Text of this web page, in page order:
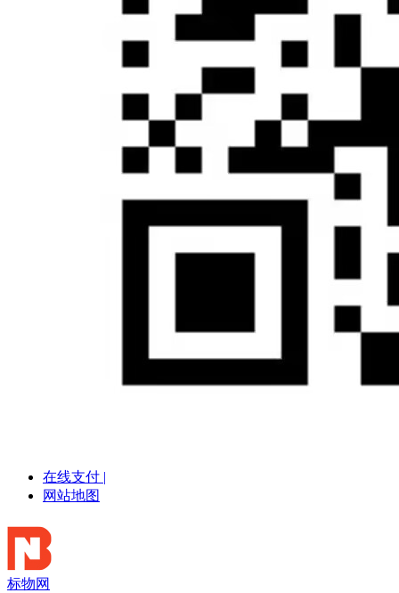
在线支付 |
网站地图
标物网